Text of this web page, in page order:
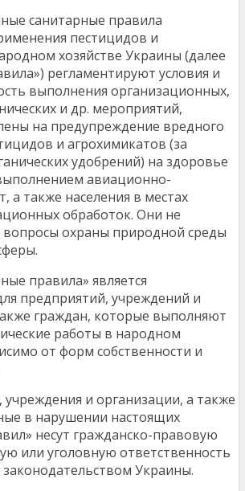
санитарные правила
пестицидов и
хозяйстве Украины (далее
регламентируют условия и
выполнения организационных,
и др. мероприятий,
на предупреждение вредного
и агрохимикатов (за
удобрений) на здоровье
авиационно-
а также населения в местах
обработок. Они не
охраны природной среды
правила» является
предприятий, учреждений и
граждан, которые выполняют
работы в народном
от форм собственности и
учреждения и организации, а также
в нарушении настоящих
несут гражданско-правовую
или уголовную ответственность
законодательством Украины.